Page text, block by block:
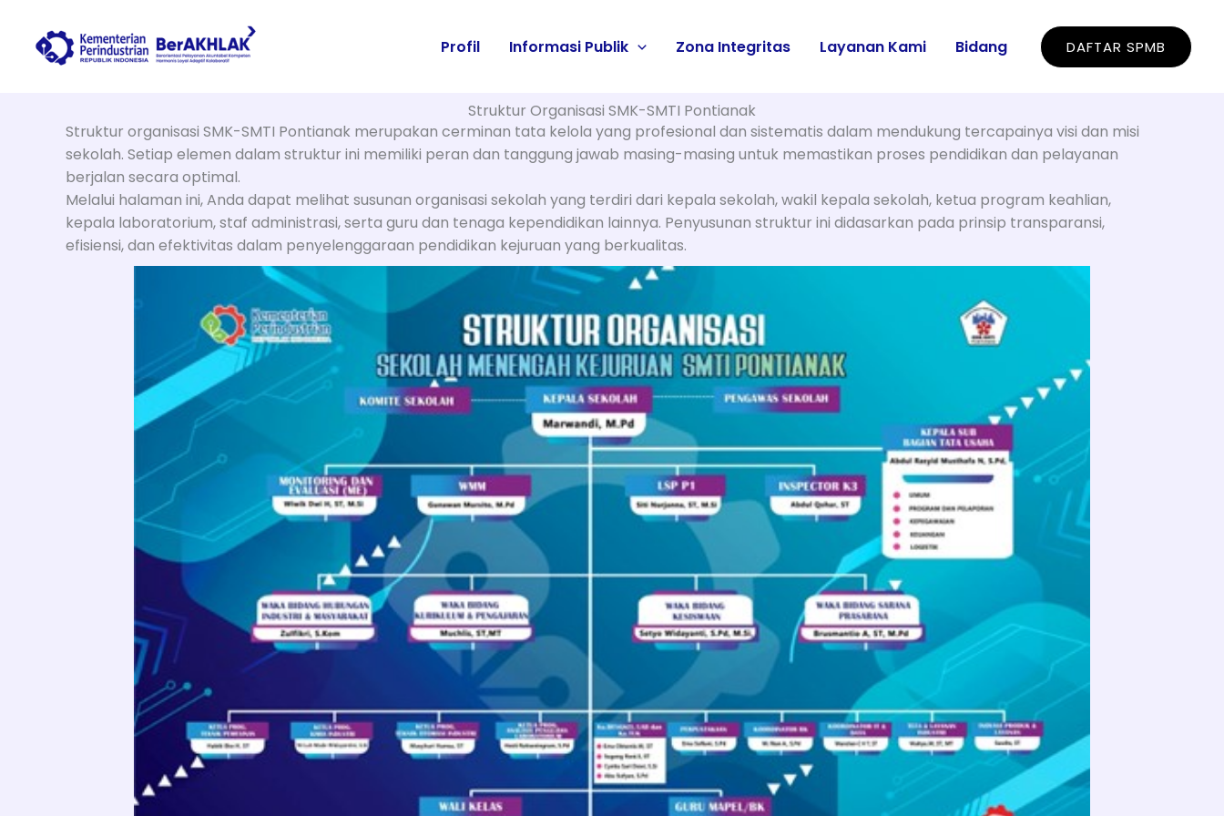
konten
Profil Informasi Publik Zona Integritas Layanan Kami Bidang DAFTAR SPMB
Struktur Organisasi SMK-SMTI Pontianak
Struktur organisasi SMK-SMTI Pontianak merupakan cerminan tata kelola yang profesional dan sistematis dalam mendukung tercapainya visi dan misi
sekolah. Setiap elemen dalam struktur ini memiliki peran dan tanggung jawab masing-masing untuk memastikan proses pendidikan dan pelayanan
berjalan secara optimal.
Melalui halaman ini, Anda dapat melihat susunan organisasi sekolah yang terdiri dari kepala sekolah, wakil kepala sekolah, ketua program keahlian,
kepala laboratorium, staf administrasi, serta guru dan tenaga kependidikan lainnya. Penyusunan struktur ini didasarkan pada prinsip transparansi,
efisiensi, dan efektivitas dalam penyelenggaraan pendidikan kejuruan yang berkualitas.